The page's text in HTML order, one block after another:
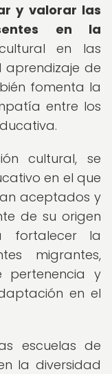
y valorar las
en la
en las
aprendizaje de
fomenta la
entre los
cultural, se
en el que
aceptados y
de su origen
fortalecer la
migrantes,
pertenencia y
en el
escuelas de
la diversidad